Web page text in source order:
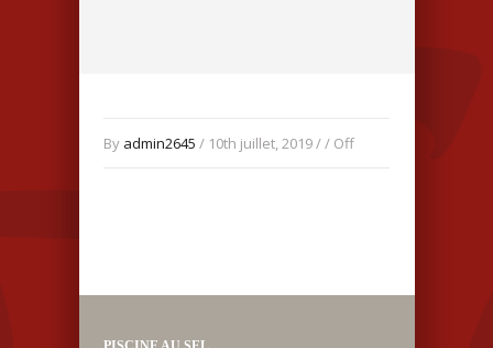
By admin2645 / 10th juillet, 2019 / / Off